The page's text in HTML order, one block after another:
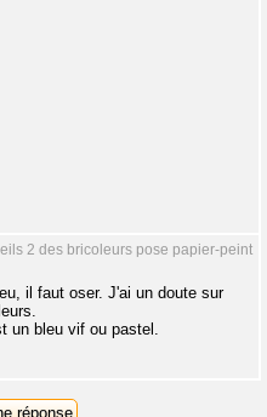
2 des bricoleurs pose papier-peint
il faut oser. J'ai un doute sur
un bleu vif ou pastel.